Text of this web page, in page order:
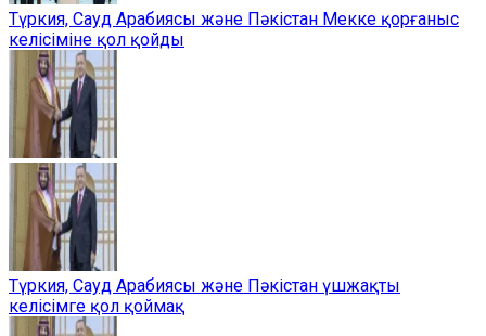
Түркия, Сауд Арабиясы және Пәкістан Мекке қорғаныс
келісіміне қол қойды
Түркия, Сауд Арабиясы және Пәкістан үшжақты
келісімге қол қоймақ